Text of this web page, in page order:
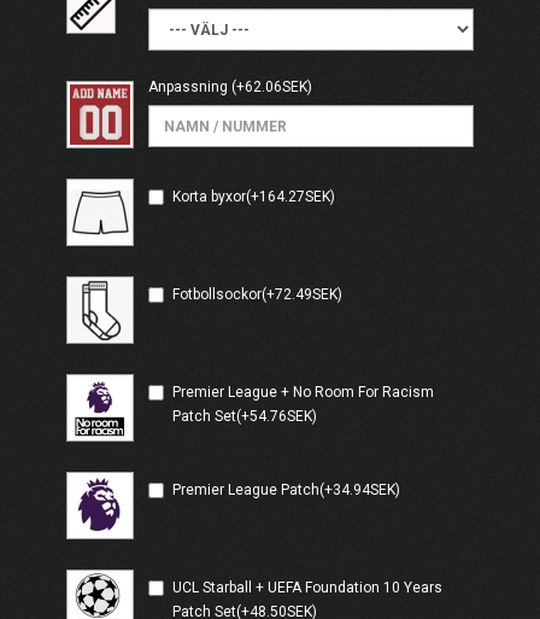
Anpassning (+62.06SEK)
Korta byxor(+164.27SEK)
Fotbollsockor(+72.49SEK)
Premier League + No Room For Racism
Patch Set(+54.76SEK)
Premier League Patch(+34.94SEK)
UCL Starball + UEFA Foundation 10 Years
Patch Set(+48.50SEK)